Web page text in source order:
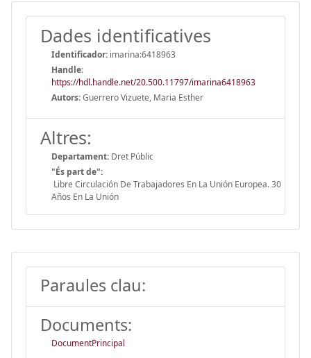
Dades identificatives
Identificador: imarina:6418963
Handle:
https://hdl.handle.net/20.500.11797/imarina6418963
Autors:Guerrero Vizuete, Maria Esther
Altres:
Departament: Dret Públic
"És part de":
Libre Circulación De Trabajadores En La Unión Europea. 30
Años En La Unión
Paraules clau:
Documents:
DocumentPrincipal